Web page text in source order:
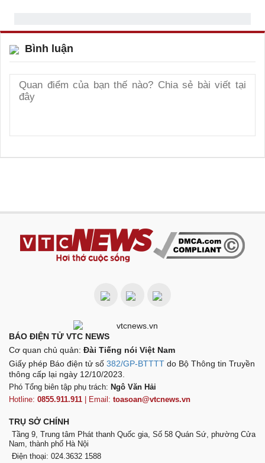
Bình luận
BÁO ĐIỆN TỬ VTC NEWS
Cơ quan chủ quản: Đài Tiếng nói Việt Nam
Giấy phép Báo điện tử số 382/GP-BTTTT do Bộ Thông tin Truyền
thông cấp lại ngày 12/10/2023.
Phó Tổng biên tập phụ trách: Ngô Văn Hải
Hotline: 0855.911.911 | Email: toasoan@vtcnews.vn
TRỤ SỞ CHÍNH
Tầng 9, Trung tâm Phát thanh Quốc gia, Số 58 Quán Sứ, phường Cửa
Nam, thành phố Hà Nội
Điện thoại: 024.3632 1588